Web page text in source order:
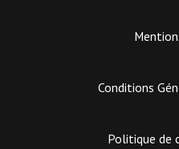
Conditions
Politique de